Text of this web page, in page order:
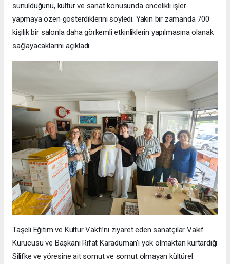
sunulduğunu, kültür ve sanat konusunda öncelikli işler
yapmaya özen gösterdiklerini söyledi. Yakın bir zamanda 700
kişilik bir salonla daha görkemli etkinliklerin yapılmasına olanak
sağlayacaklarını açıkladı.
Taşeli Eğitim ve Kültür Vakfı’nı ziyaret eden sanatçılar Vakıf
Kurucusu ve Başkanı Rifat Karaduman’ı yok olmaktan kurtardığı
Silifke ve yöresine ait somut ve somut olmayan kültürel